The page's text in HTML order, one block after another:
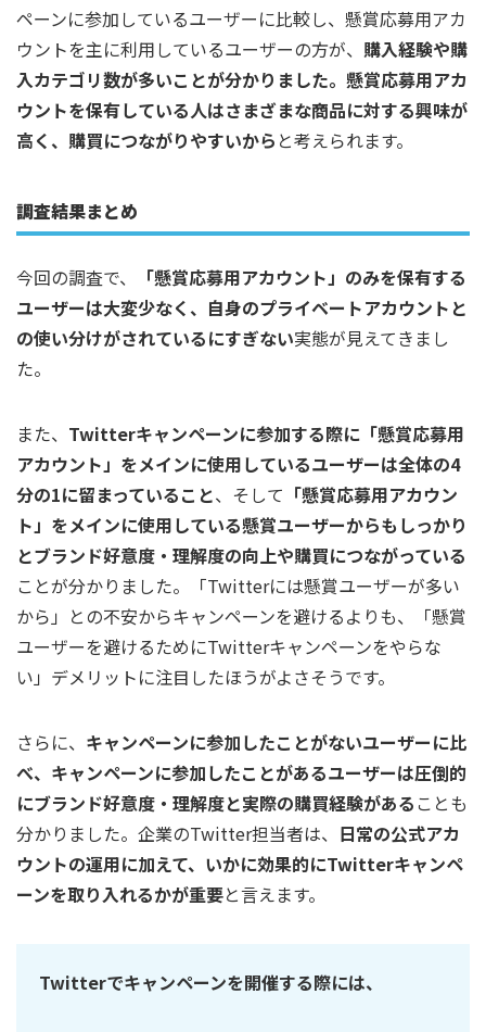
ペーンに参加しているユーザーに比較し、懸賞応募用アカ
ウントを主に利用しているユーザーの方が、 購入経験や購
入カテゴリ数が多いことが分かりました。懸賞応募用アカ
ウントを保有している人はさまざまな商品に対する興味が
高く、購買につながりやすいから と考えられます。
調査結果まとめ
今回の調査で、
「懸賞応募用アカウント」のみを保有する
ユーザーは大変少なく、自身のプライベートアカウントと
の使い分けがされているにすぎない実態が見えてきまし
た。
また、 Twitterキャンペーンに参加する際に「懸賞応募用
アカウント」をメインに使用しているユーザーは全体の4
分の1に留まっていること、そして 「懸賞応募用アカウン
ト」をメインに使用している懸賞ユーザーからもしっかり
とブランド好意度・理解度の向上や購買につながっている
ことが分かりました。「Twitterには懸賞ユーザーが多い
から」との不安からキャンペーンを避けるよりも、「懸賞
ユーザーを避けるためにTwitterキャンペーンをやらな
い」デメリットに注目したほうがよさそうです。
さらに、 キャンペーンに参加したことがないユーザーに比
べ、キャンペーンに参加したことがあるユーザーは圧倒的
にブランド好意度・理解度と実際の購買経験がある ことも
分かりました。企業のTwitter担当者は、 日常の公式アカ
ウントの運用に加えて、いかに効果的にTwitterキャンペ
ーンを取り入れるかが重要と言えます。
Twitterでキャンペーンを開催する際には、